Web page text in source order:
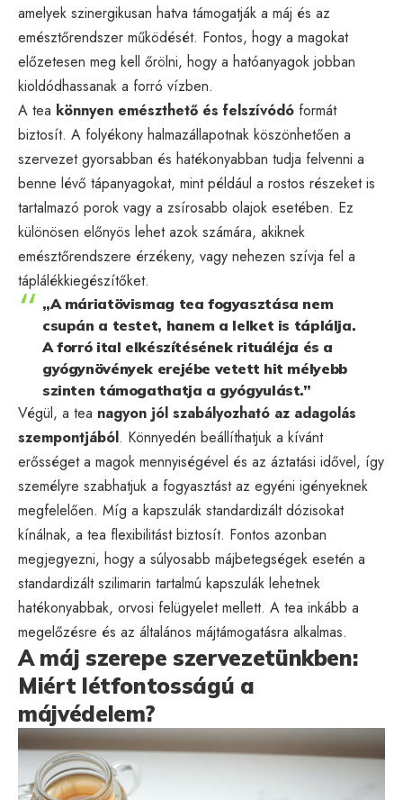
amelyek szinergikusan hatva támogatják a máj és az
emésztőrendszer működését. Fontos, hogy a magokat
előzetesen meg kell őrölni, hogy a hatóanyagok jobban
kioldódhassanak a forró vízben.
A tea könnyen emészthető és felszívódó formát
biztosít. A folyékony halmazállapotnak köszönhetően a
szervezet gyorsabban és hatékonyabban tudja felvenni a
benne lévő tápanyagokat, mint például a rostos részeket is
tartalmazó porok vagy a zsírosabb olajok esetében. Ez
különösen előnyös lehet azok számára, akiknek
emésztőrendszere érzékeny, vagy nehezen szívja fel a
táplálékkiegészítőket.
„A máriatövismag tea fogyasztása nem
csupán a testet, hanem a lelket is táplálja.
A forró ital elkészítésének rituáléja és a
gyógynövények erejébe vetett hit mélyebb
szinten támogathatja a gyógyulást.”
Végül, a tea nagyon jól szabályozható az adagolás
szempontjából. Könnyedén beállíthatjuk a kívánt
erősséget a magok mennyiségével és az áztatási idővel, így
személyre szabhatjuk a fogyasztást az egyéni igényeknek
megfelelően. Míg a kapszulák standardizált dózisokat
kínálnak, a tea flexibilitást biztosít. Fontos azonban
megjegyezni, hogy a súlyosabb májbetegségek esetén a
standardizált szilimarin tartalmú kapszulák lehetnek
hatékonyabbak, orvosi felügyelet mellett. A tea inkább a
megelőzésre és az általános májtámogatásra alkalmas.
A máj szerepe szervezetünkben:
Miért létfontosságú a
májvédelem?